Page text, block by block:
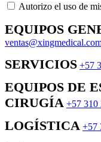
Autorizo ​​el uso de
EQUIPOS
SERVICIOS +57
EQUIPOS DE
CIRUGÍA +57 310
LOGÍSTICA +57